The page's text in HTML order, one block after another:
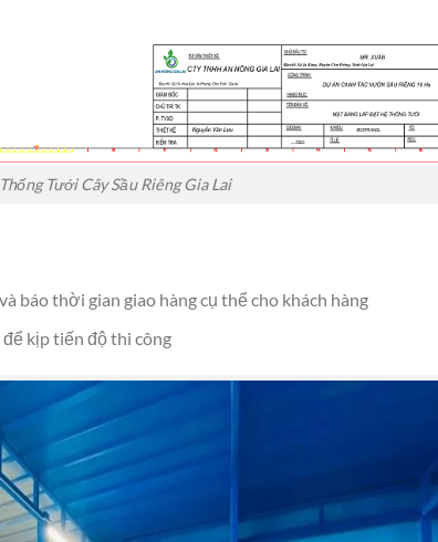
Tưới Cây Sầu Riêng Gia Lai
báo thời gian giao hàng cụ thể cho khách hàng
kịp tiến độ thi công